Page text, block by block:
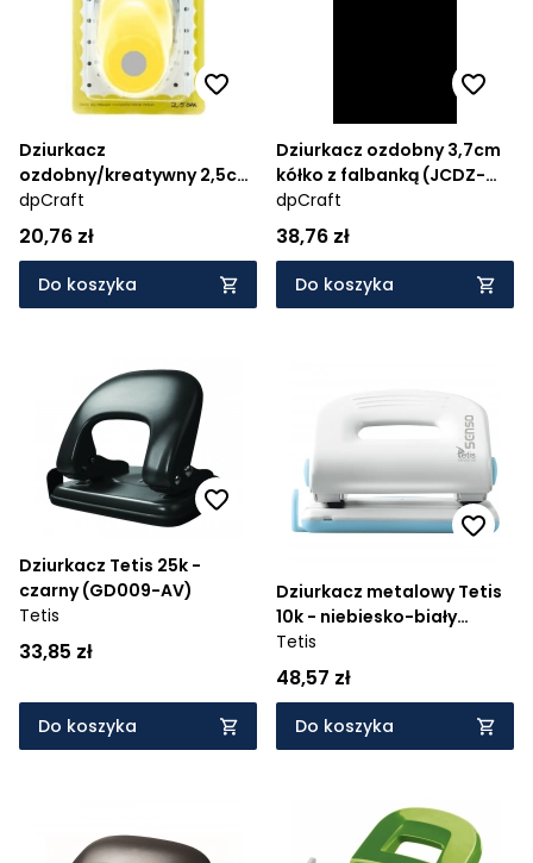
Dziurkacz
ozdobny/kreatywny 2,5cm
- koło (JCDZ-110-115)
dpCraft
20,76 zł
Do koszyka
Dziurkacz ozdobny 3,7cm
kółko z falbanką (JCDZ-
115-109)
dpCraft
38,76 zł
Do koszyka
Dziurkacz Tetis 25k -
czarny (GD009-AV)
Tetis
33,85 zł
Do koszyka
Dziurkacz metalowy Tetis
10k - niebiesko-biały
(SENSO-22)
Tetis
48,57 zł
Do koszyka